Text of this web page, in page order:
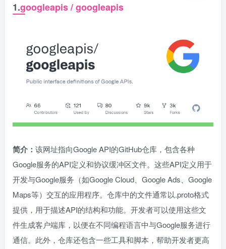
1.googleapis / googleapis
简介： 该网址指向Google API的GitHub仓库，包含各种
Google服务的API定义和协议缓冲区文件。这些API定义用于
开发与Google服务（如Google Cloud、Google Ads、Google
Maps等）交互的应用程序。仓库中的文件通常以.proto格式
提供，用于描述API的结构和功能。开发者可以使用这些文
件生成客户端库，以便在不同编程语言中与Google服务进行
通信。此外，仓库还包含一些工具和脚本，帮助开发者更高